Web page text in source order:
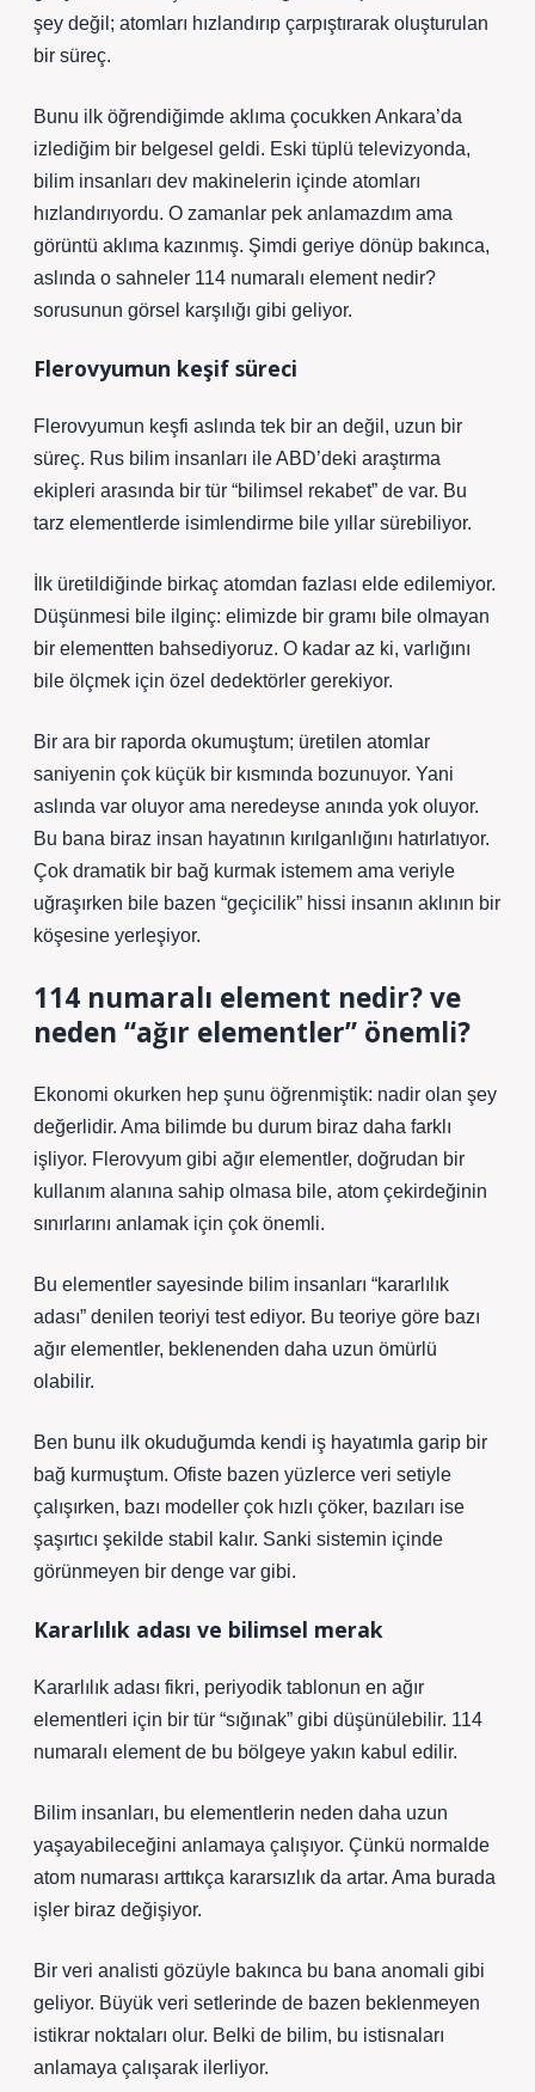
şey değil; atomları hızlandırıp çarpıştırarak oluşturulan
bir süreç.
Bunu ilk öğrendiğimde aklıma çocukken Ankara’da
izlediğim bir belgesel geldi. Eski tüplü televizyonda,
bilim insanları dev makinelerin içinde atomları
hızlandırıyordu. O zamanlar pek anlamazdım ama
görüntü aklıma kazınmış. Şimdi geriye dönüp bakınca,
aslında o sahneler 114 numaralı element nedir?
sorusunun görsel karşılığı gibi geliyor.
Flerovyumun keşif süreci
Flerovyumun keşfi aslında tek bir an değil, uzun bir
süreç. Rus bilim insanları ile ABD’deki araştırma
ekipleri arasında bir tür “bilimsel rekabet” de var. Bu
tarz elementlerde isimlendirme bile yıllar sürebiliyor.
İlk üretildiğinde birkaç atomdan fazlası elde edilemiyor.
Düşünmesi bile ilginç: elimizde bir gramı bile olmayan
bir elementten bahsediyoruz. O kadar az ki, varlığını
bile ölçmek için özel dedektörler gerekiyor.
Bir ara bir raporda okumuştum; üretilen atomlar
saniyenin çok küçük bir kısmında bozunuyor. Yani
aslında var oluyor ama neredeyse anında yok oluyor.
Bu bana biraz insan hayatının kırılganlığını hatırlatıyor.
Çok dramatik bir bağ kurmak istemem ama veriyle
uğraşırken bile bazen “geçicilik” hissi insanın aklının bir
köşesine yerleşiyor.
114 numaralı element nedir? ve
neden “ağır elementler” önemli?
Ekonomi okurken hep şunu öğrenmiştik: nadir olan şey
değerlidir. Ama bilimde bu durum biraz daha farklı
işliyor. Flerovyum gibi ağır elementler, doğrudan bir
kullanım alanına sahip olmasa bile, atom çekirdeğinin
sınırlarını anlamak için çok önemli.
Bu elementler sayesinde bilim insanları “kararlılık
adası” denilen teoriyi test ediyor. Bu teoriye göre bazı
ağır elementler, beklenenden daha uzun ömürlü
olabilir.
Ben bunu ilk okuduğumda kendi iş hayatımla garip bir
bağ kurmuştum. Ofiste bazen yüzlerce veri setiyle
çalışırken, bazı modeller çok hızlı çöker, bazıları ise
şaşırtıcı şekilde stabil kalır. Sanki sistemin içinde
görünmeyen bir denge var gibi.
Kararlılık adası ve bilimsel merak
Kararlılık adası fikri, periyodik tablonun en ağır
elementleri için bir tür “sığınak” gibi düşünülebilir. 114
numaralı element de bu bölgeye yakın kabul edilir.
Bilim insanları, bu elementlerin neden daha uzun
yaşayabileceğini anlamaya çalışıyor. Çünkü normalde
atom numarası arttıkça kararsızlık da artar. Ama burada
işler biraz değişiyor.
Bir veri analisti gözüyle bakınca bu bana anomali gibi
geliyor. Büyük veri setlerinde de bazen beklenmeyen
istikrar noktaları olur. Belki de bilim, bu istisnaları
anlamaya çalışarak ilerliyor.